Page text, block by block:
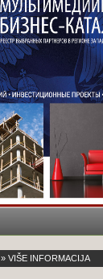
» VIŠE INFORMACIJA